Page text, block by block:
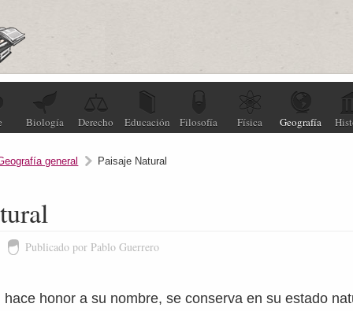
Biología Derecho Educación Filosofía Física Geografía
general Paisaje Natural
Publicado por Pablo Guerrero
hace honor a su nombre, se conserva en su estado